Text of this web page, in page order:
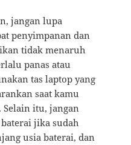
jangan lupa
penyimpanan dan
tidak menaruh
panas atau
tas laptop yang
saat kamu
Selain itu, jangan
jika sudah
usia baterai, dan